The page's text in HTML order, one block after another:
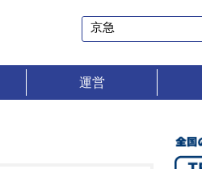
運営